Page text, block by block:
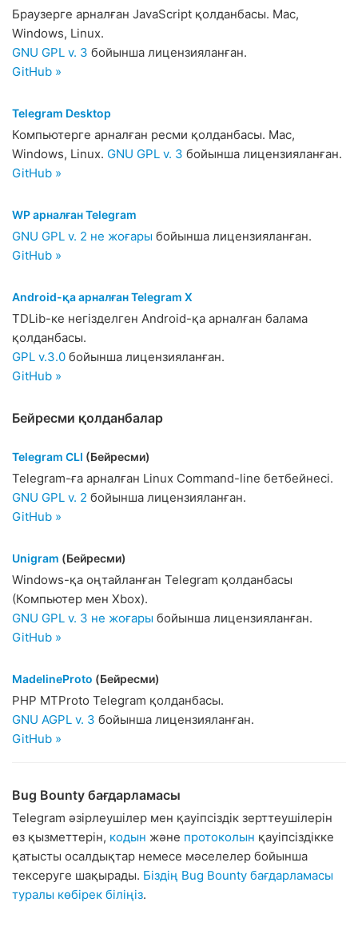
Браузерге арналған JavaScript қолданбасы. Mac,
Windows, Linux.
GNU GPL v. 3 бойынша лицензияланған.
GitHub »
Telegram Desktop
Компьютерге арналған ресми қолданбасы. Mac,
Windows, Linux. GNU GPL v. 3 бойынша лицензияланған.
GitHub »
WP арналған Telegram
GNU GPL v. 2 не жоғары бойынша лицензияланған.
GitHub »
Android-қа арналған Telegram X
TDLib-ке негізделген Android-қа арналған балама
қолданбасы.
GPL v.3.0 бойынша лицензияланған.
GitHub »
Бейресми қолданбалар
Telegram CLI (Бейресми)
Telegram-ға арналған Linux Command-line бетбейнесі.
GNU GPL v. 2 бойынша лицензияланған.
GitHub »
Unigram (Бейресми)
Windows-қа оңтайланған Telegram қолданбасы
(Компьютер мен Xbox).
GNU GPL v. 3 не жоғары бойынша лицензияланған.
GitHub »
MadelineProto (Бейресми)
PHP MTProto Telegram қолданбасы.
GNU AGPL v. 3 бойынша лицензияланған.
GitHub »
Bug Bounty бағдарламасы
Telegram әзірлеушілер мен қауіпсіздік зерттеушілерін
өз қызметтерін, кодын және протоколын қауіпсіздікке
қатысты осалдықтар немесе мәселелер бойынша
тексеруге шақырады. Біздің Bug Bounty бағдарламасы
туралы көбірек біліңіз.